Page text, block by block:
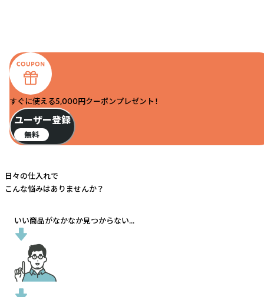
すぐに使える5,000円クーポンプレゼント！
ユーザー登録
無料
日々の仕入れで
こんな悩みはありませんか？
いい商品がなかなか見つからない...